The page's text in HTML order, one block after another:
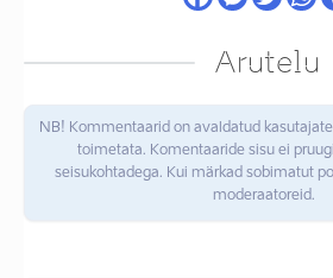
Arutelu
NB! Kommentaarid on avaldatud
toimetata. Komentaaride sisu ei
seisukohtadega. Kui märkad sobimatut
moderaatoreid.